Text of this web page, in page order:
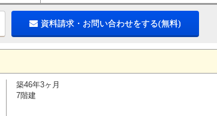
資料請求・お問い合わせをする(無料)
築46年3ヶ月
7階建